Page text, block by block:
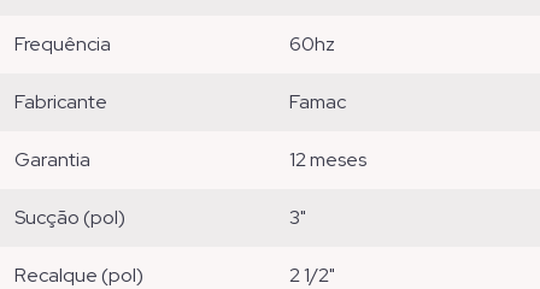
frequência 60hz
fabricante famac
garantia 12 meses
sucção (pol) 3"
recalque (pol) 2 1/2"